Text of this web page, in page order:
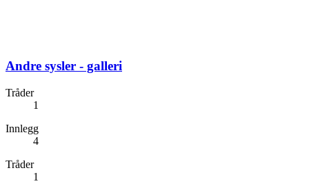
Andre sysler - galleri
Tråder
1
Innlegg
4
Tråder
1